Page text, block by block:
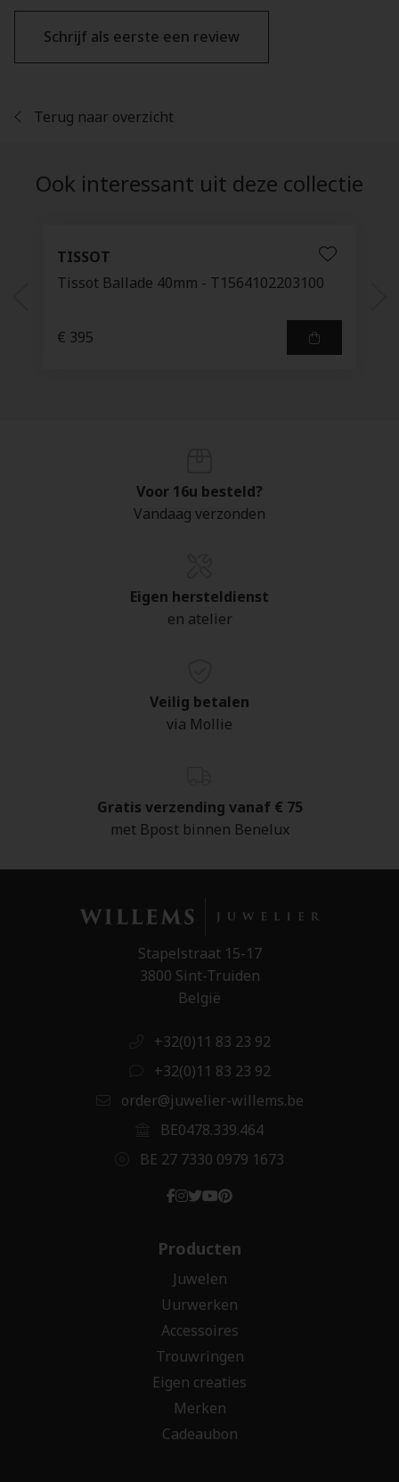
Schrijf als eerste een review
Terug naar overzicht
Ook interessant uit deze collectie
TISSOT
Tissot Ballade 40mm - T1564102203100
€ 395
Voor 16u besteld?
Vandaag verzonden
Eigen hersteldienst
en atelier
Veilig betalen
via Mollie
Gratis verzending vanaf € 75
met Bpost binnen Benelux
Stapelstraat 15-17
3800 Sint-Truiden
België
+32(0)11 83 23 92
+32(0)11 83 23 92
order@juwelier-willems.be
BE0478.339.464
BE 27 7330 0979 1673
Producten
Juwelen
Uurwerken
Accessoires
Trouwringen
Eigen creaties
Merken
Cadeaubon